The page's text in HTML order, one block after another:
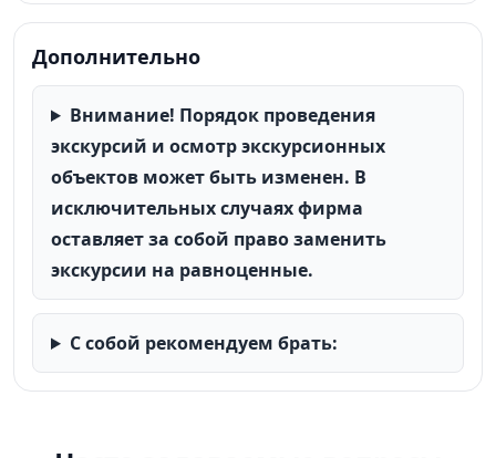
Дополнительно
Внимание! Порядок проведения
экскурсий и осмотр экскурсионных
объектов может быть изменен. В
исключительных случаях фирма
оставляет за собой право заменить
экскурсии на равноценные.
С собой рекомендуем брать: